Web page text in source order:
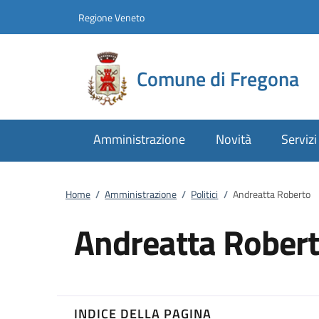
Regione Veneto
Comune di Fregona
Amministrazione Novità Servizi
Home / Amministrazione / Politici / Andreatta Roberto
Andreatta
INDICE DELLA PAGINA